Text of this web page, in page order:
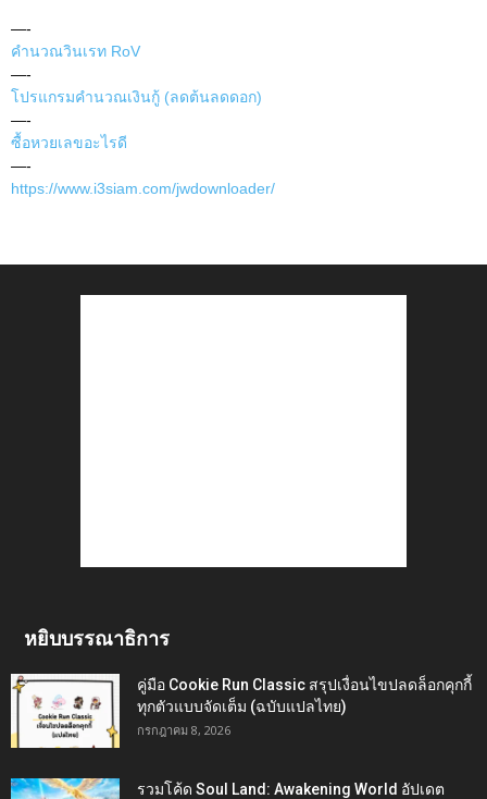
—-
คำนวณวินเรท RoV
—-
โปรแกรมคำนวณเงินกู้ (ลดต้นลดดอก)
—-
ซื้อหวยเลขอะไรดี
—-
https://www.i3siam.com/jwdownloader/
หยิบบรรณาธิการ
คู่มือ Cookie Run Classic สรุปเงื่อนไขปลดล็อกคุกกี้
ทุกตัวแบบจัดเต็ม (ฉบับแปลไทย)
กรกฎาคม 8, 2026
รวมโค้ด Soul Land: Awakening World อัปเดต